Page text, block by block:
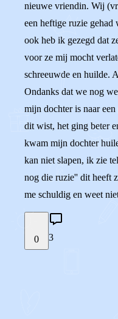
nieuwe vriendin. Wij
een heftige ruzie gehad
ook heb ik gezegd dat
voor ze mij mocht
schreeuwde en huilde.
Ondanks dat we nog
mijn dochter is naar
dit wist, het ging beter
kwam mijn dochter
kan niet slapen, ik zie
nog die ruzie'' dit heeft
me schuldig en weet
0 3